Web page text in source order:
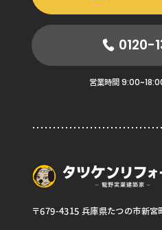
0120-
営業時間
〒679-4315 兵庫県たつの市新宮